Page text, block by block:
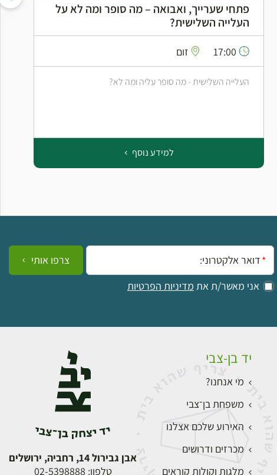
פתחי שערייך, ואבואה – מה סופר ומה לא על
העלייה השלישית?
17:00 זום
העלייה השלישית - מה סופר עליה ומה לא?
למידע נוסף
אימייל:
אני מאשר/ת את מדיניות הפרטיות
צרפו אותי
יד בן-צבי
מי אנחנו?
משפחת בן־צבי
האירוע שלכם אצלנו
מכרזים ודרושים
מלגות וקולות קוראים
אבן גבירול 14, רחביה, ירושלים
טלפון: 02-5398888